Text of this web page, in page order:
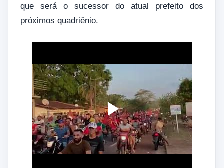
que será o sucessor do atual prefeito dos
próximos quadriênio.